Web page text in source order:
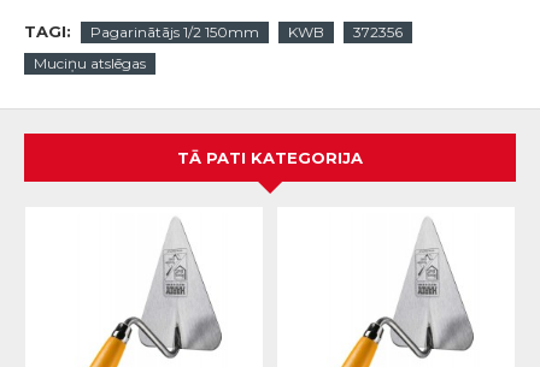
TAGI: Pagarinātājs 1/2 150mm KWB
372356
Muciņu atslēgas
TĀ PATI KATEGORIJA